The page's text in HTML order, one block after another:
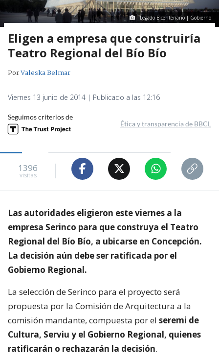
Legado Bicentenario | Gobierno
Eligen a empresa que construiría
Teatro Regional del Bío Bío
PorValeska Belmar
Viernes 13 junio de 2014 | Publicado a las 12:16
Seguimos criterios de
Ética y transparencia de BBCL
1396
visitas
Las autoridades eligieron este viernes a la
empresa Serinco para que construya el Teatro
Regional del Bío Bío, a ubicarse en Concepción.
La decisión aún debe ser ratificada por el
Gobierno Regional.
La selección de Serinco para el proyecto será
propuesta por la Comisión de Arquitectura a la
comisión mandante, compuesta por el seremi de
Cultura, Serviu y el Gobierno Regional, quienes
ratificarán o rechazarán la decisión.